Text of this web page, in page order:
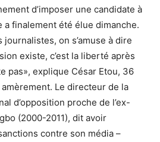
d’imposer une candidate à
a finalement été élue dimanche.
journalistes, on s’amuse à dire
existe, c’est la liberté après
pas», explique César Etou, 36
Le directeur de la
d’opposition proche de l’ex-
(2000-2011), dit avoir
contre son média –